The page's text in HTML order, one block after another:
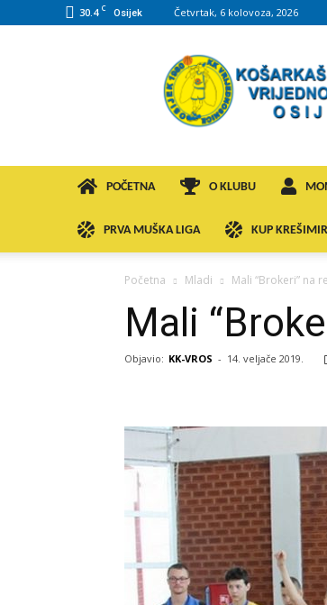
30.4 C Osijek Četvrtak, 6 kolovoza, 2026
KK
VROS
POČETNA O KLUBU
PRVA MUŠKA LIGA KUP
Početna Mladi Mali “Brokeri” na
Mali
Objavio: KK-VROS - 14. veljače 2019.